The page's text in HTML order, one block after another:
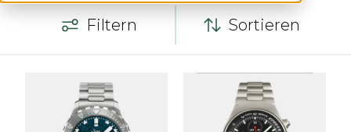
Filtern Sortieren